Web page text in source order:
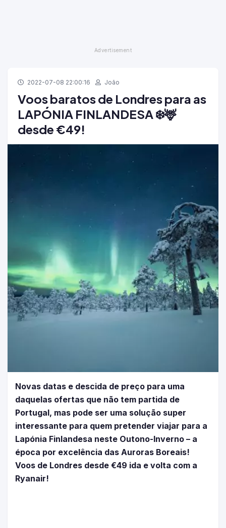
2022-07-08 22:00:16 João
Voos baratos de Londres para as
LAPÓNIA FINLANDESA ❄️🦌
desde €49!
Novas datas e descida de preço para uma
daquelas ofertas que não tem partida de
Portugal, mas pode ser uma solução super
interessante para quem pretender viajar para a
Lapónia Finlandesa neste Outono-Inverno – a
época por excelência das Auroras Boreais!
Voos de Londres desde €49 ida e volta com a
Ryanair!